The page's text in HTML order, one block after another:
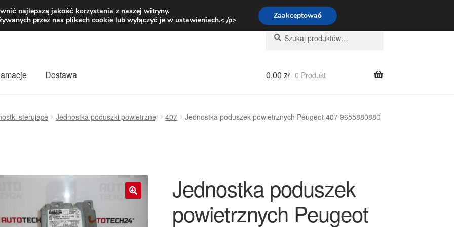
zł Pn.-pt. 9:00-16:00800 003 167
Szukaj:
Szukaj
Dostawa 0,00 zł 0 Produkt
sterujące Jednostka poduszki powietrznej 407
Jednostka poduszek powietrznych Peugeot 407 9655880880
Jednostka poduszek
powietrznych Peugeot
najlepszą jakość korzystania z naszej witryny.
przez nas plikach cookie lub wyłączyć je w ustawieniach.< /p> Zaakceptować